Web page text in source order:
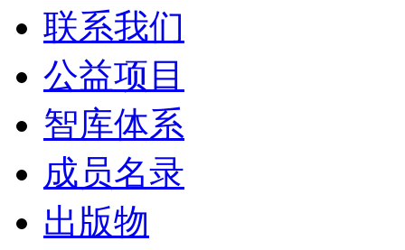
联系我们
公益项目
智库体系
成员名录
出版物